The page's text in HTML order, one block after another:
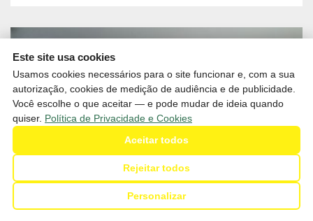
Este site usa cookies
Usamos cookies necessários para o site funcionar e, com a sua
autorização, cookies de medição de audiência e de publicidade.
Você escolhe o que aceitar — e pode mudar de ideia quando
quiser. Política de Privacidade e Cookies
Aceitar todos
Rejeitar todos
Personalizar